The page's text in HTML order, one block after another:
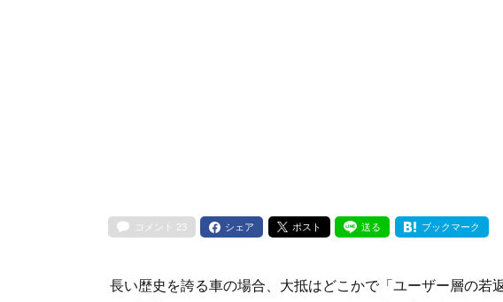
コメント 23 シェア ポスト 送る ブックマーク
長い歴史を誇る車の場合、大抵はどこかで「ユーザー層の若